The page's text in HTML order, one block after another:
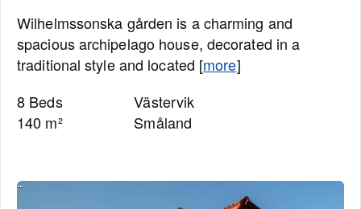
Wilhelmssonska gården is a charming and
spacious archipelago house, decorated in a
traditional style and located [more]
8 Beds
140 m²
Västervik
Småland